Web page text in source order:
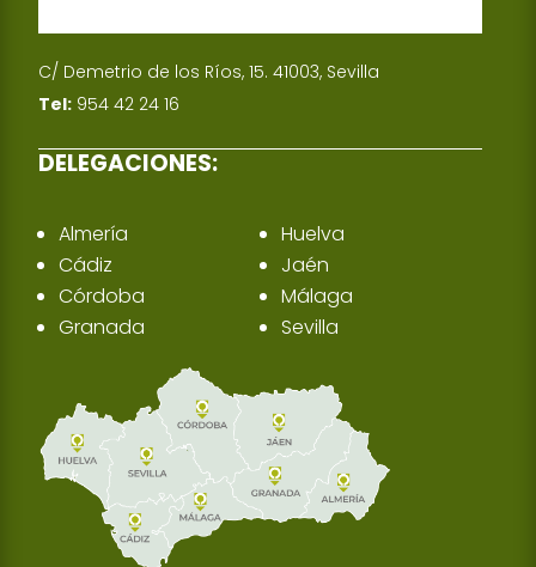
C/ Demetrio de los Ríos, 15. 41003, Sevilla
Tel: 954 42 24 16
DELEGACIONES:
Almería
Cádiz
Córdoba
Granada
Huelva
Jaén
Málaga
Sevilla